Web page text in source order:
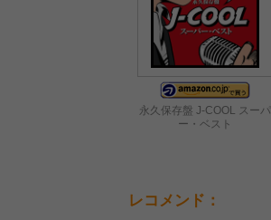
永久保存盤 J-COOL スーパ
ー・ベスト
レコメンド：